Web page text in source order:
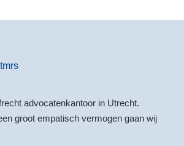
advocatenkantoor in Utrecht.
groot empatisch vermogen gaan wij